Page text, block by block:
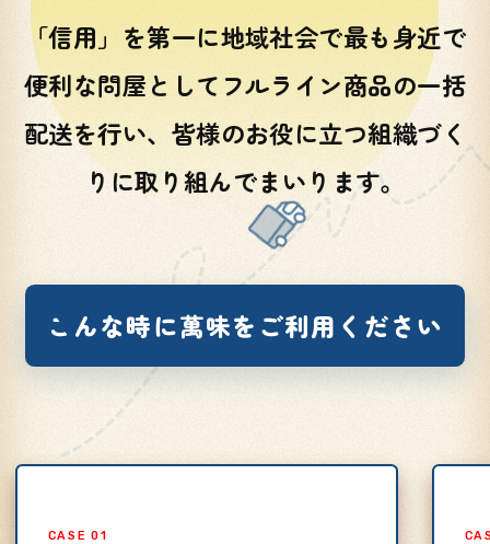
「信用」を第一に地域社会で最も身近で
便利な問屋としてフルライン商品の一括
配送を行い、皆様のお役に立つ組織づく
りに取り組んでまいります。
こんな時に萬味をご利用ください
CASE 01